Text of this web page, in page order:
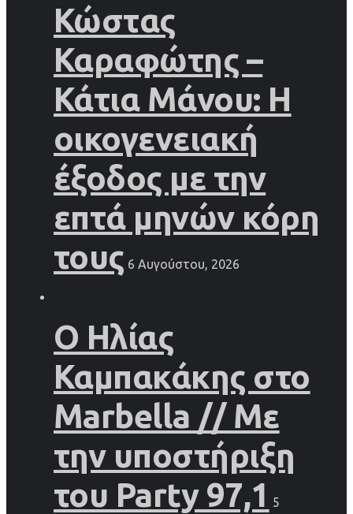
Κώστας
Καραφώτης –
Κάτια Μάνου: Η
οικογενειακή
έξοδος με την
επτά μηνών κόρη
τους 6 Αυγούστου, 2026
Ο Ηλίας
Καμπακάκης στο
Marbella // Με
την υποστήριξη
του Party 97,1
5